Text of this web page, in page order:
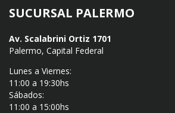
SUCURSAL PALERMO
Av. Scalabrini Ortiz 1701
Palermo, Capital Federal
Lunes a Viernes:
11:00 a 19:30hs
Sábados:
11:00 a 15:00hs